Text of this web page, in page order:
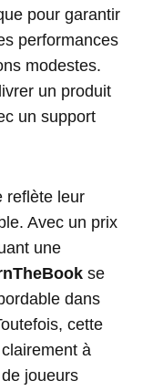
pour garantir
performances
modestes.
un produit
un support
reflète leur
Avec un prix
une
se
dans
cette
à
joueurs